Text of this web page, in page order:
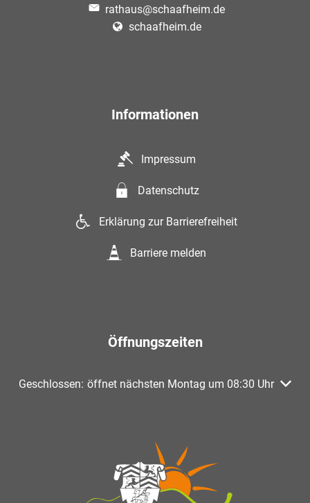
rathaus@schaafheim.de
schaafheim.de
Informationen
Impressum
Datenschutz
Erklärung zur Barrierefreiheit
Barriere melden
Öffnungszeiten
Klicken, um weitere Öffnungs- oder Schließzeiten
Geschlossen: öffnet nächsten Montag um 08:30 Uhr